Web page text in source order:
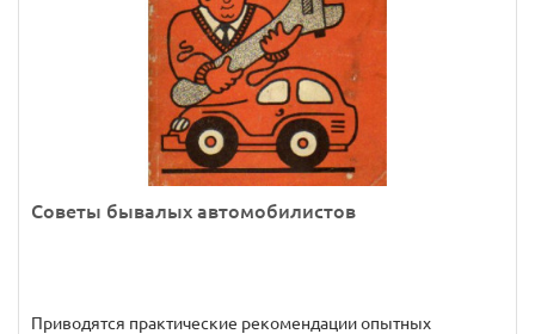
Советы бывалых автомобилистов
Приводятся практические рекомендации опытных